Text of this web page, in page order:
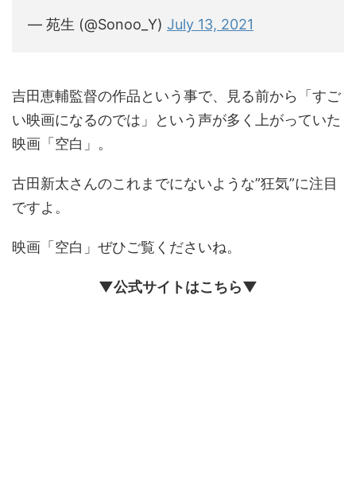
— 苑生 (@Sonoo_Y) July 13, 2021
吉田恵輔監督の作品という事で、見る前から「すご
い映画になるのでは」という声が多く上がっていた
映画「空白」。
古田新太さんのこれまでにないような”狂気”に注目
ですよ。
映画「空白」ぜひご覧くださいね。
▼公式サイトはこちら▼